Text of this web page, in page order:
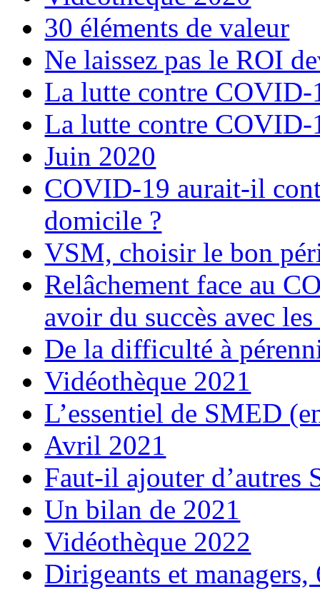
30 éléments de valeur
Ne laissez pas le ROI
La lutte contre COVID-
La lutte contre COVID-
Juin 2020
COVID-19 aurait-il
domicile ?
VSM, choisir le bon
Relâchement face au
avoir du succès avec les
De la difficulté à
Vidéothèque 2021
L’essentiel de SMED
Avril 2021
Faut-il ajouter d’autres
Un bilan de 2021
Vidéothèque 2022
Dirigeants et